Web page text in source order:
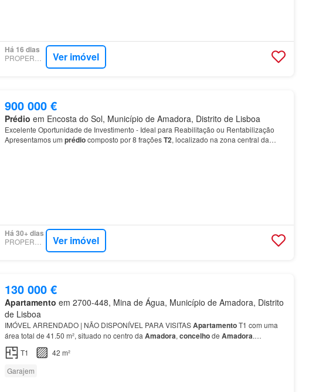
Há 16 dias
Ver imóvel
900 000 €
Prédio em Encosta do Sol, Município de Amadora, Distrito de Lisboa
Excelente Oportunidade de Investimento - Ideal para Reabilitação ou Rentabilização
Apresentamos um prédiocomposto por 8 fraçõesT2, localizado na zona central da
Há 30+ dias
Ver imóvel
130 000 €
Apartamento em 2700-448, Mina de Água, Município de Amadora, Distrito
de Lisboa
IMÓVEL ARRENDADO | NÃO DISPONÍVEL PARA VISITASApartamentoT1 com uma
área total de 41.50 m², situado no centro da Amadora, concelhode Amadora.
Amadora , (300mts)…
T1
42 m²
Garajem